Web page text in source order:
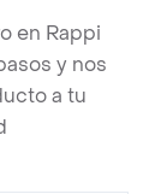
en Rappi
y nos
a tu